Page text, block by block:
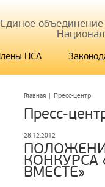
НСА
Главная | Пресс-центр
Пресс-
28.12.2012
КОНКУРСА
ВМЕСТЕ»